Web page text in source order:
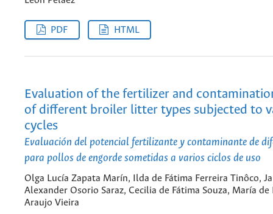
PDF HTML
Evaluation of the fertilizer and
of different broiler litter types subjected to
cycles
Evaluación del potencial fertilizante y contaminante de
para pollos de engorde sometidas a varios ciclos de uso
Olga Lucía Zapata Marín, Ilda de Fátima Ferreira Tinôco,
Alexander Osorio Saraz, Cecilia de Fátima Souza, María de
Araujo Vieira